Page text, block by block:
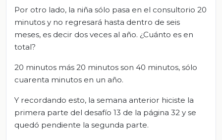
Por otro lado, la niña sólo pasa en el consultorio 20
minutos y no regresará hasta dentro de seis
meses, es decir dos veces al año. ¿Cuánto es en
total?
20 minutos más 20 minutos son 40 minutos, sólo
cuarenta minutos en un año.
Y recordando esto, la semana anterior hiciste la
primera parte del desafío 13 de la página 32 y se
quedó pendiente la segunda parte.